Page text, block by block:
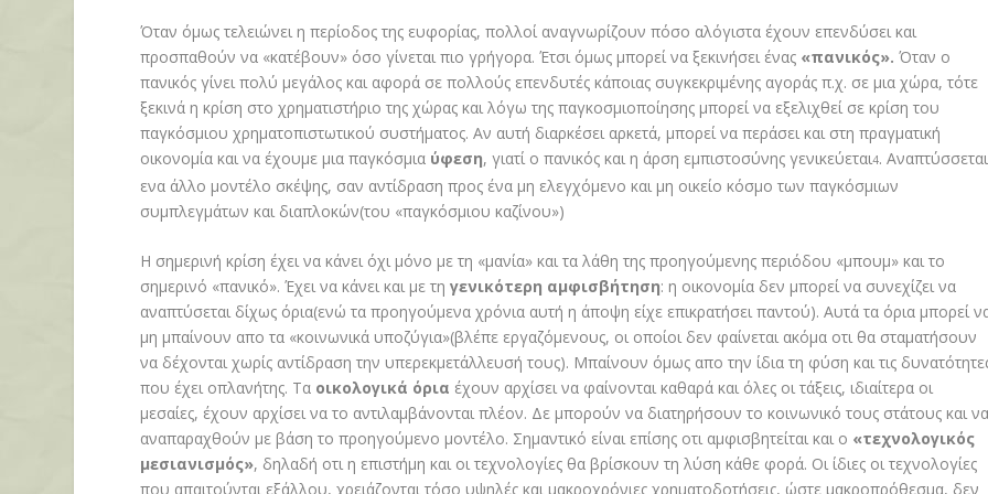
Όταν όμως τελειώνει η περίοδος της ευφορίας, πολλοί αναγνωρίζουν πόσο αλόγιστα έχουν επενδύσει και
προσπαθούν να «κατέβουν» όσο γίνεται πιο γρήγορα. Έτσι όμως μπορεί να ξεκινήσει ένας «πανικός».Όταν ο
πανικός γίνει πολύ μεγάλος και αφορά σε πολλούς επενδυτές κάποιας συγκεκριμένης αγοράς π.χ. σε μια χώρα, τότε
ξεκινά η κρίση στο χρηματιστήριο της χώρας και λόγω της παγκοσμιοποίησης μπορεί να εξελιχθεί σε κρίση του
παγκόσμιου χρηματοπιστωτικού συστήματος. Αν αυτή διαρκέσει αρκετά, μπορεί να περάσει και στη πραγματική
οικονομία και να έχουμε μια παγκόσμια ύφεση, γιατί ο πανικός και η άρση εμπιστοσύνης γενικεύεται4. Αναπτύσσεται
ενα άλλο μοντέλο σκέψης, σαν αντίδραση προς ένα μη ελεγχόμενο και μη οικείο κόσμο των παγκόσμιων
συμπλεγμάτων και διαπλοκών(του «παγκόσμιου καζίνου»)
Η σημερινή κρίση έχει να κάνει όχι μόνο με τη «μανία» και τα λάθη της προηγούμενης περιόδου «μπουμ» και το
σημερινό «πανικό». Έχει να κάνει και με τηγενικότερη αμφισβήτηση: η οικονομία δεν μπορεί να συνεχίζει να
αναπτύσεται δίχως όρια(ενώ τα προηγούμενα χρόνια αυτή η άποψη είχε επικρατήσει παντού). Αυτά τα όρια μπορεί
μη μπαίνουν απο τα «κοινωνικά υποζύγια»(βλέπε εργαζόμενους, οι οποίοι δεν φαίνεται ακόμα οτι θα σταματήσουν
να δέχονται χωρίς αντίδραση την υπερεκμετάλλευσή τους). Μπαίνουν όμως απο την ίδια τη φύση και τις
που έχει οπλανήτης. Τα οικολογικά όρια έχουν αρχίσει να φαίνονται καθαρά και όλες οι τάξεις, ιδιαίτερα οι
μεσαίες, έχουν αρχίσει να το αντιλαμβάνονται πλέον. Δε μπορούν να διατηρήσουν το κοινωνικό τους στάτους και
αναπαραχθούν με βάση το προηγούμενο μοντέλο. Σημαντικό είναι επίσης οτι αμφισβητείται και ο «τεχνολογικός
μεσιανισμός», δηλαδή οτι η επιστήμη και οι τεχνολογίες θα βρίσκουν τη λύση κάθε φορά. Οι ίδιες οι τεχνολογίες
που απαιτούνται εξάλλου, χρειάζονται τόσο υψηλές και μακροχρόνιες χρηματοδοτήσεις, ώστε μακροπρόθεσμα, δεν